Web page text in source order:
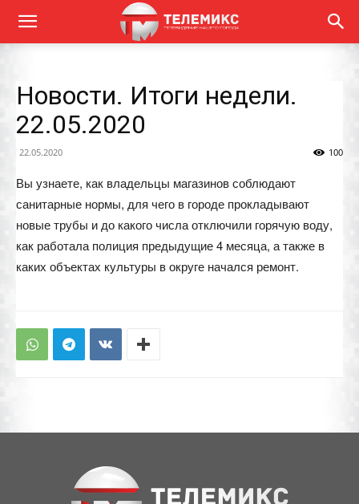
Новости. Итоги недели.
22.05.2020
22.05.2020 100
Вы узнаете, как владельцы магазинов соблюдают
санитарные нормы, для чего в городе прокладывают
новые трубы и до какого числа отключили горячую воду,
как работала полиция предыдущие 4 месяца, а также в
каких объектах культуры в округе начался ремонт.